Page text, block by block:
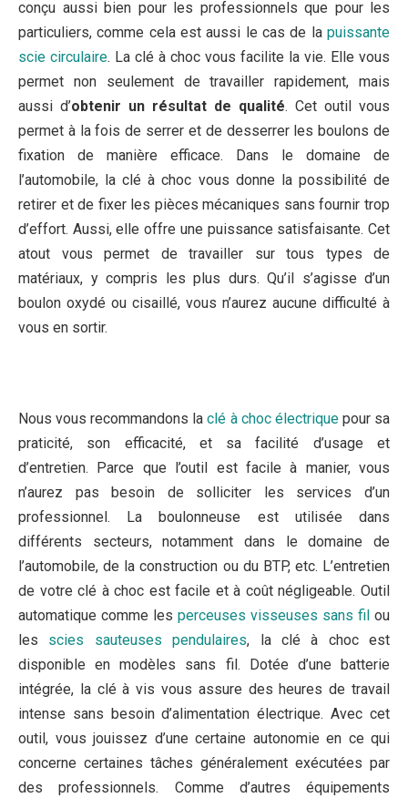
conçu aussi bien pour les professionnels que pour les
particuliers, comme cela est aussi le cas de la puissante
scie circulaire. La clé à choc vous facilite la vie. Elle vous
permet non seulement de travailler rapidement, mais
aussi d’obtenir un résultat de qualité. Cet outil vous
permet à la fois de serrer et de desserrer les boulons de
fixation de manière efficace. Dans le domaine de
l’automobile, la clé à choc vous donne la possibilité de
retirer et de fixer les pièces mécaniques sans fournir trop
d’effort. Aussi, elle offre une puissance satisfaisante. Cet
atout vous permet de travailler sur tous types de
matériaux, y compris les plus durs. Qu’il s’agisse d’un
boulon oxydé ou cisaillé, vous n’aurez aucune difficulté à
vous en sortir.
Nous vous recommandons laclé à choc électriquepour sa
praticité, son efficacité, et sa facilité d’usage et
d’entretien. Parce que l’outil est facile à manier, vous
n’aurez pas besoin de solliciter les services d’un
professionnel. La boulonneuse est utilisée dans
différents secteurs, notamment dans le domaine de
l’automobile, de la construction ou du BTP, etc. L’entretien
de votre clé à choc est facile et à coût négligeable. Outil
automatique comme les perceuses visseuses sans fil ou
les scies sauteuses pendulaires, la clé à choc est
disponible en modèles sans fil. Dotée d’une batterie
intégrée, la clé à vis vous assure des heures de travail
intense sans besoin d’alimentation électrique. Avec cet
outil, vous jouissez d’une certaine autonomie en ce qui
concerne certaines tâches généralement exécutées par
des professionnels. Comme d’autres équipements